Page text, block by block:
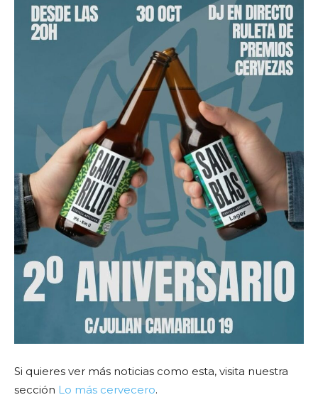
Si quieres ver más noticias como esta, visita nuestra
sección Lo más cervecero.